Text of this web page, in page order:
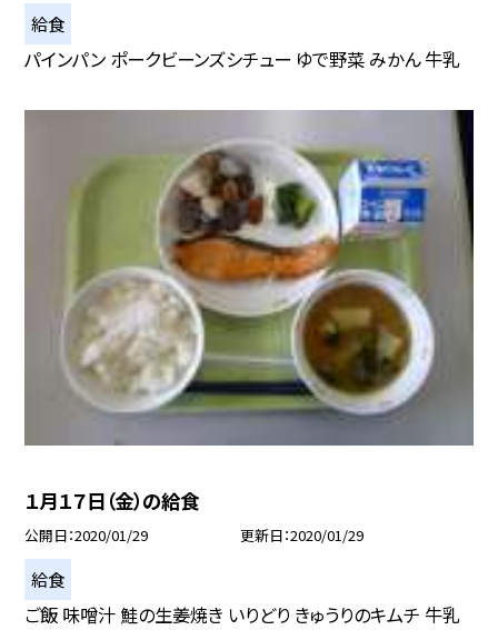
給食
パインパン ポークビーンズシチュー ゆで野菜 みかん 牛乳
１月１７日（金）の給食
公開日 2020/01/29 更新日 2020/01/29
給食
ご飯 味噌汁 鮭の生姜焼き いりどり きゅうりのキムチ 牛乳